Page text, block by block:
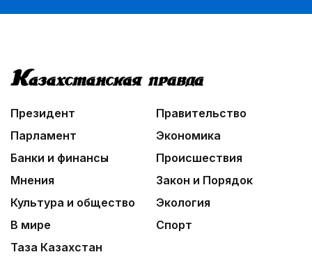
Президент
Правительство
Парламент
Экономика
Банки и финансы
Происшествия
Мнения
Закон и Порядок
Культура и общество
Экология
В мире
Спорт
Таза Казахстан